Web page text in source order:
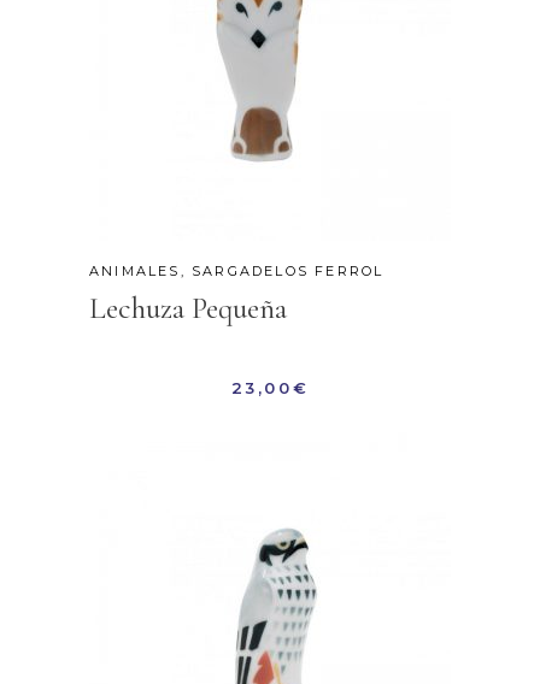
ANIMALES , SARGADELOS FERROL
Lechuza Pequeña
23,00€